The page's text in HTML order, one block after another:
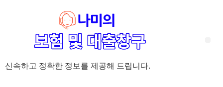
신속하고 정확한 정보를 제공해 드립니다.